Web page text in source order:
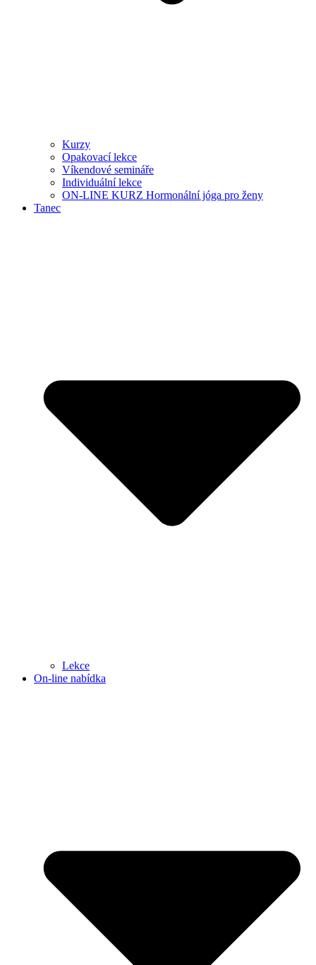
Kurzy
Opakovací lekce
Víkendové semináře
Individuální lekce
ON-LINE KURZ Hormonální jóga pro ženy
Tanec
Lekce
On-line nabídka